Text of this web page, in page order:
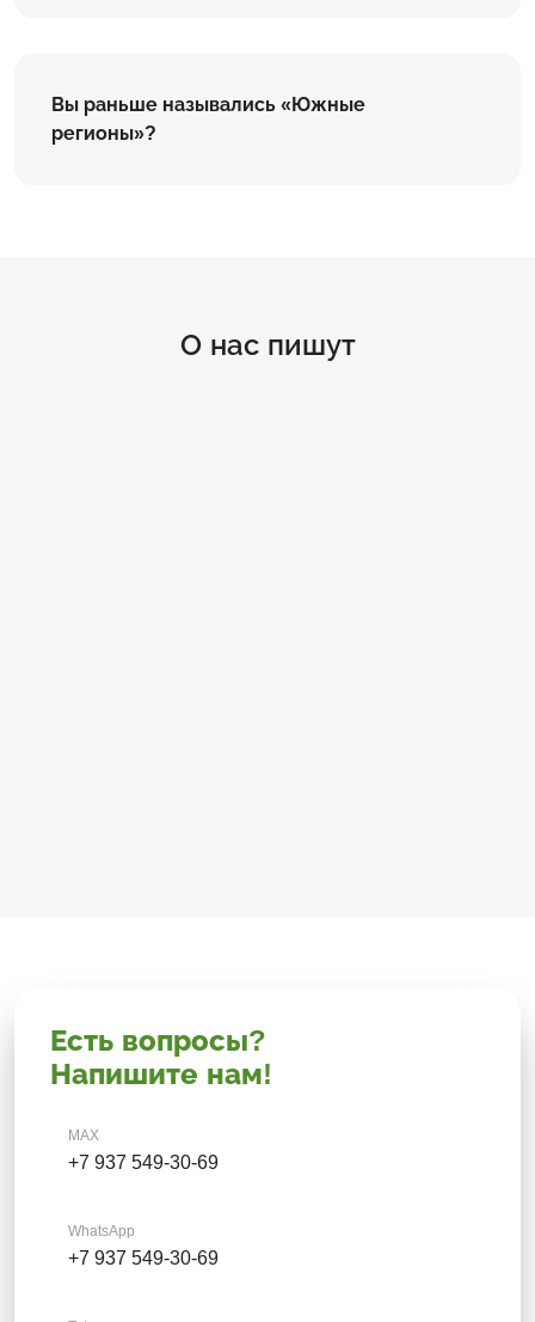
Вы раньше назывались «Южные
регионы»?
О нас пишут
Есть вопросы?
Напишите нам!
MAX
+7 937 549-30-69
WhatsApp
+7 937 549-30-69